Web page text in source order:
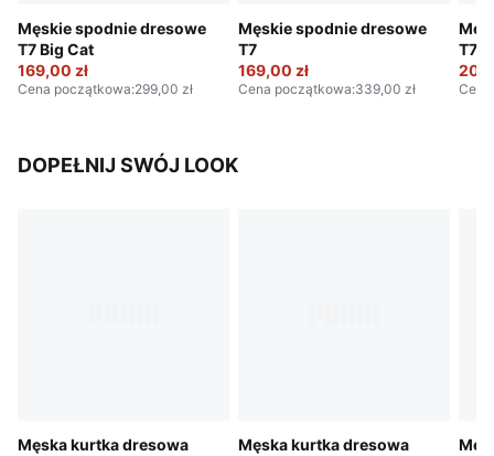
Męskie spodnie dresowe
T7 Big Cat
169,00 zł
Cena początkowa:299,00 zł
Męskie spodnie dresowe
T7
169,00 zł
Cena początkowa:339,00 zł
T7
DOPEŁNIJ SWÓJ LOOK
Męska kurtka dresowa
Męska kurtka dresowa